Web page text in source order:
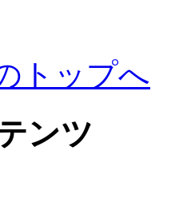
トップへ
ンツ